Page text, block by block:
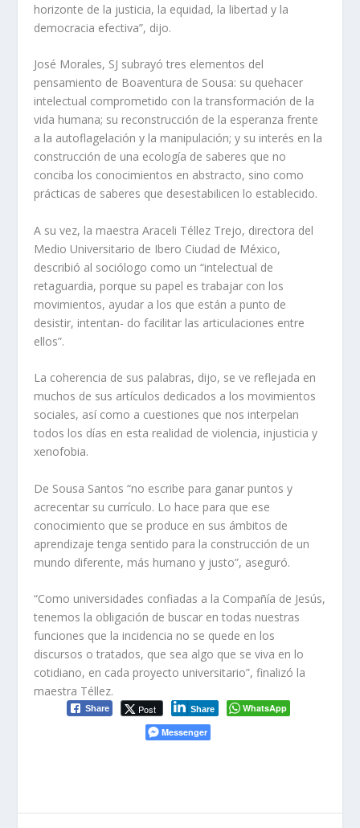
horizonte de la justicia, la equidad, la libertad y la
democracia efectiva”, dijo.
José Morales, SJ subrayó tres elementos del
pensamiento de Boaventura de Sousa: su quehacer
intelectual comprometido con la transformación de la
vida humana; su reconstrucción de la esperanza frente
a la autoflagelación y la manipulación; y su interés en la
construcción de una ecología de saberes que no
conciba los conocimientos en abstracto, sino como
prácticas de saberes que desestabilicen lo establecido.
A su vez, la maestra Araceli Téllez Trejo, directora del
Medio Universitario de Ibero Ciudad de México,
describió al sociólogo como un “intelectual de
retaguardia, porque su papel es trabajar con los
movimientos, ayudar a los que están a punto de
desistir, intentan- do facilitar las articulaciones entre
ellos”.
La coherencia de sus palabras, dijo, se ve reflejada en
muchos de sus artículos dedicados a los movimientos
sociales, así como a cuestiones que nos interpelan
todos los días en esta realidad de violencia, injusticia y
xenofobia.
De Sousa Santos “no escribe para ganar puntos y
acrecentar su currículo. Lo hace para que ese
conocimiento que se produce en sus ámbitos de
aprendizaje tenga sentido para la construcción de un
mundo diferente, más humano y justo”, aseguró.
“Como universidades confiadas a la Compañía de Jesús,
tenemos la obligación de buscar en todas nuestras
funciones que la incidencia no se quede en los
discursos o tratados, que sea algo que se viva en lo
cotidiano, en cada proyecto universitario”, finalizó la
maestra Téllez.
Share Post Share
WhatsApp
Messenger